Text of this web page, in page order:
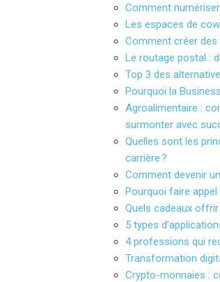
Comment
Les espaces de
Comment créer des
Le routage postal :
Top 3 des
Pourquoi la
Agroalimentaire :
surmonter avec
Quelles sont les
carrière ?
Comment devenir
Pourquoi faire
Quels cadeaux
5 types
4 professions qui
Transformation
Crypto-monnaies :